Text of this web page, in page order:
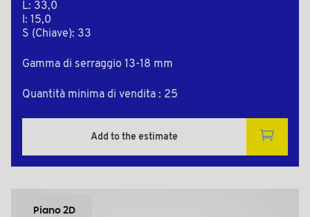
L: 33,0
l: 15,0
S (Chiave): 33
Gamma di serraggio 13-18 mm
Quantità minima di vendita : 25
Add to the estimate
Piano 2D